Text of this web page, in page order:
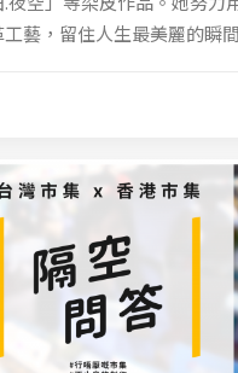
藝，留住人生最美麗的瞬